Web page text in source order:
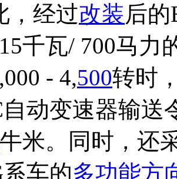
经过改装后的
千瓦/ 700马力
- 4,500转时
动变速器输送
牛米。同时，还
车的多功能方